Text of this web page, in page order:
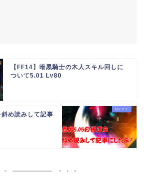
【FF14】暗黒騎士の木人スキル回しに
ついて5.01 Lv80
め読みして記事